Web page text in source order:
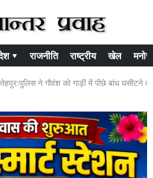
▾ राजनीति राष्ट्रीय खेल
ने गौवंश को गाड़ी में पीछे बांध घसीटने